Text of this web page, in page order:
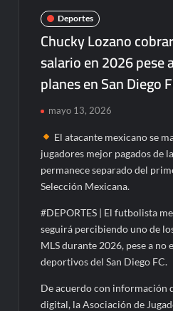
Deportes
Chucky Lozano
salario en 2026 pese
planes en San Diego
mayo 13, 2026
El atacante mexicano se
jugadores mejor pagados de
permanece separado del
Selección Mexicana.
#DEPORTES | El futbolista
seguirá percibiendo uno de
MLS durante 2026, pese a no
deportivos del San Diego FC.
De acuerdo con información
digital, la Asociación de